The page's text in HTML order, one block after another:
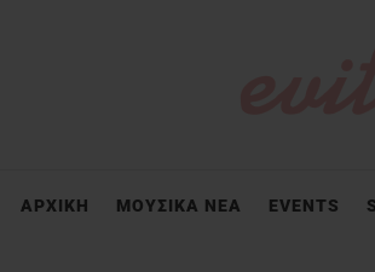
ΑΡΧΙΚΗ ΜΟΥΣΙΚΑ ΝΕΑ EVENTS